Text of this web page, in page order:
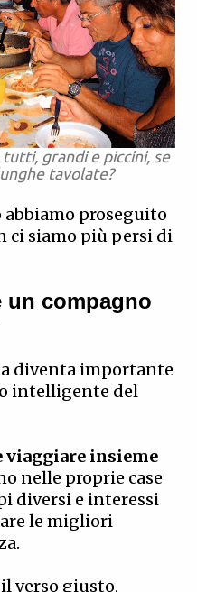
grandi e piccini, se
tavolate?
proseguito
ci siamo più persi di
un compagno
diventa importante
intelligente del
viaggiare insieme
nelle proprie case
diversi e interessi
le migliori
verso giusto,